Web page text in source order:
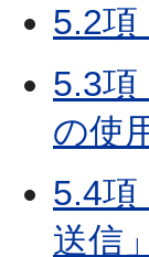
5.2項
5.3項
の使
5.4
送信」